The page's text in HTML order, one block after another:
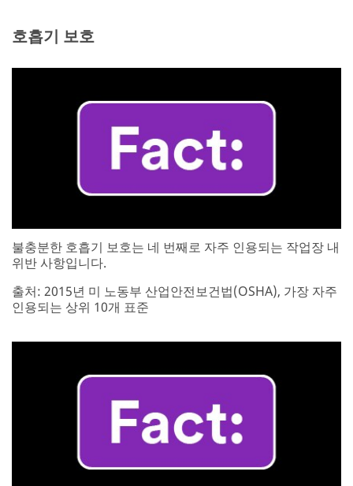
호흡기 보호
불충분한 호흡기 보호는 네 번째로 자주 인용되는 작업장 내
위반 사항입니다.
출처: 2015년 미 노동부 산업안전보건법(OSHA), 가장 자주
인용되는 상위 10개 표준